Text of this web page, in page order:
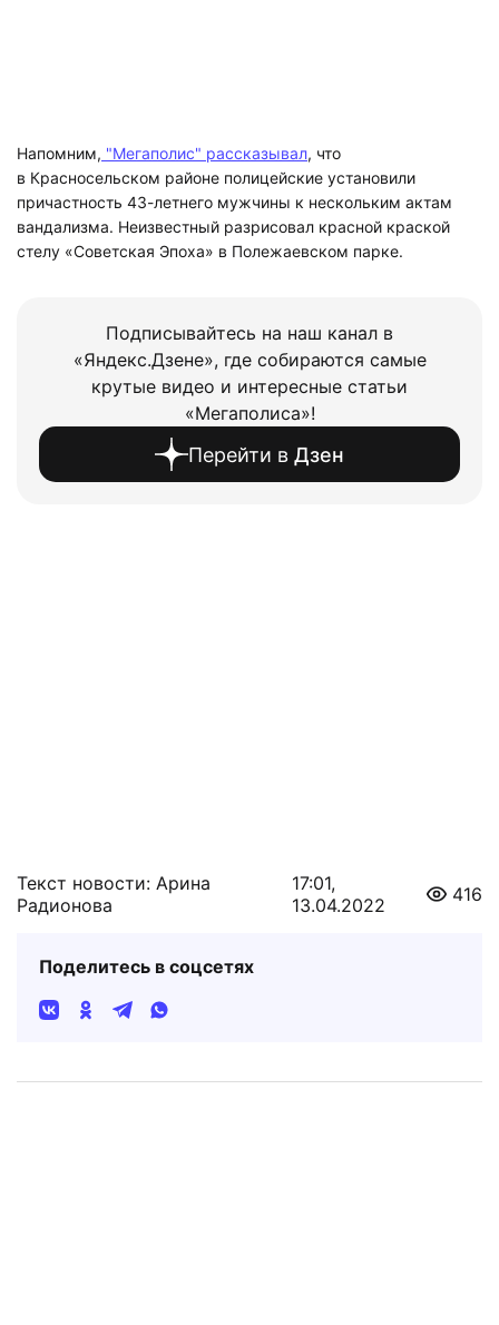
Напомним, "Мегаполис" рассказывал, что
в Красносельском районе полицейские установили
причастность 43-летнего мужчины к нескольким актам
вандализма. Неизвестный разрисовал красной краской
стелу «Советская Эпоха» в Полежаевском парке.
Подписывайтесь на наш канал в
«Яндекс.Дзене», где собираются самые
крутые видео и интересные статьи
«Мегаполиса»!
Перейти в Дзен
Текст новости: Арина
Радионова
17:01,
13.04.2022
416
Поделитесь в соцсетях